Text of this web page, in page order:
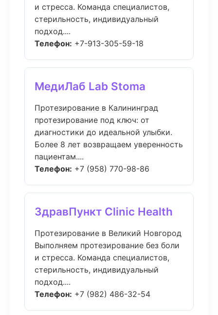
и стресса. Команда специалистов,
стерильность, индивидуальный
подход....
Телефон: +7-913-305-59-18
МедиЛаб Lab Stoma
Протезирование в Калининград
протезирование под ключ: от
диагностики до идеальной улыбки.
Более 8 лет возвращаем уверенность
пациентам....
Телефон: +7 (958) 770-98-86
ЗдравПункт Clinic Health
Протезирование в Великий Новгород
Выполняем протезирование без боли
и стресса. Команда специалистов,
стерильность, индивидуальный
подход....
Телефон: +7 (982) 486-32-54